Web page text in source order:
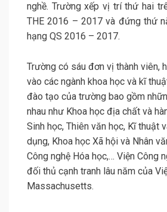
nghề. Trường xếp vị trí thứ hai
THE 2016 – 2017 và đứng thứ
hạng QS 2016 – 2017.
Trường có sáu đơn vị thành viên,
vào các ngành khoa học và kĩ
đào tạo của trường bao gồm
nhau như Khoa học địa chất và
Sinh học, Thiên văn học, Kĩ thuật
dụng, Khoa học Xã hội và Nhân
Công nghệ Hóa học,… Viện Công
đối thủ cạnh tranh lâu năm của
Massachusetts.